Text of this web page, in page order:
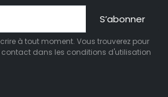
S’abonner
à tout moment. Vous trouverez pour
dans les conditions d'utilisation